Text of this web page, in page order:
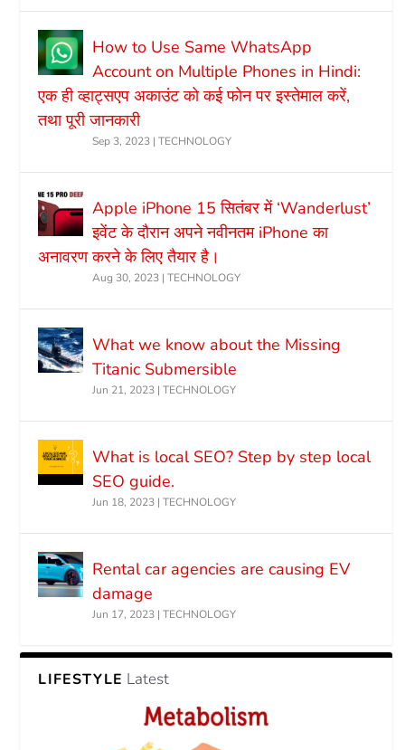
How to Use Same WhatsApp
Account on Multiple Phones in Hindi:
एक ही व्हाट्सएप अकाउंट को कई फोन पर इस्तेमाल करें,
तथा पूरी जानकारी
Sep 3, 2023 |TECHNOLOGY
Apple iPhone 15 सितंबर में ‘Wanderlust’
इवेंट के दौरान अपने नवीनतम iPhone का
अनावरण करने के लिए तैयार है।
Aug 30, 2023 |TECHNOLOGY
What we know about the Missing
Titanic Submersible
Jun 21, 2023 |TECHNOLOGY
What is local SEO? Step by step local
SEO guide.
Jun 18, 2023 |TECHNOLOGY
Rental car agencies are causing EV
damage
Jun 17, 2023 |TECHNOLOGY
LIFESTYLE Latest